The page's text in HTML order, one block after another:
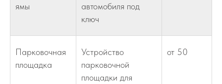
ямы
автомобиля под
ключ
Парковочная
площадка
Устройство
парковочной
площадки для
от 50